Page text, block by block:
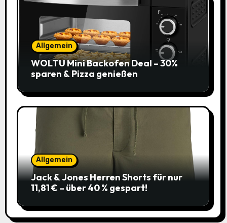
Allgemein
WOLTU Mini Backofen Deal – 30%
sparen & Pizza genießen
Allgemein
Jack & Jones Herren Shorts für nur
11,81 € – über 40 % gespart!